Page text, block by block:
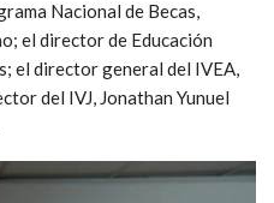
Nacional de Becas,
el director de Educación
el director general del IVEA,
del IVJ, Jonathan Yunuel